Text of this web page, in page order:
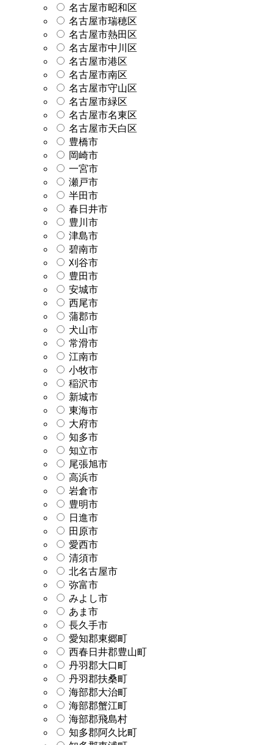
名古屋市昭和区
名古屋市瑞穂区
名古屋市熱田区
名古屋市中川区
名古屋市港区
名古屋市南区
名古屋市守山区
名古屋市緑区
名古屋市名東区
名古屋市天白区
豊橋市
岡崎市
一宮市
瀬戸市
半田市
春日井市
豊川市
津島市
碧南市
刈谷市
豊田市
安城市
西尾市
蒲郡市
犬山市
常滑市
江南市
小牧市
稲沢市
新城市
東海市
大府市
知多市
知立市
尾張旭市
高浜市
岩倉市
豊明市
日進市
田原市
愛西市
清須市
北名古屋市
弥富市
みよし市
あま市
長久手市
愛知郡東郷町
西春日井郡豊山町
丹羽郡大口町
丹羽郡扶桑町
海部郡大治町
海部郡蟹江町
海部郡飛島村
知多郡阿久比町